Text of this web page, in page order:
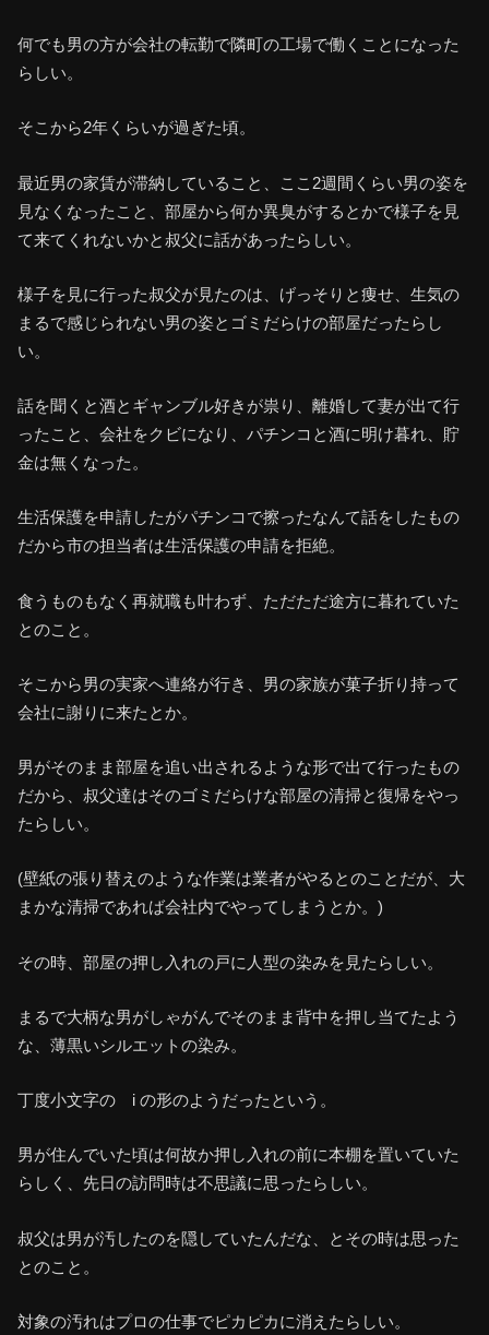
何でも男の方が会社の転勤で隣町の工場で働くことになった
らしい。
そこから2年くらいが過ぎた頃。
最近男の家賃が滞納していること、ここ2週間くらい男の姿を
見なくなったこと、部屋から何か異臭がするとかで様子を見
て来てくれないかと叔父に話があったらしい。
様子を見に行った叔父が見たのは、げっそりと痩せ、生気の
まるで感じられない男の姿とゴミだらけの部屋だったらし
い。
話を聞くと酒とギャンブル好きが祟り、離婚して妻が出て行
ったこと、会社をクビになり、パチンコと酒に明け暮れ、貯
金は無くなった。
生活保護を申請したがパチンコで擦ったなんて話をしたもの
だから市の担当者は生活保護の申請を拒絶。
食うものもなく再就職も叶わず、ただただ途方に暮れていた
とのこと。
そこから男の実家へ連絡が行き、男の家族が菓子折り持って
会社に謝りに来たとか。
男がそのまま部屋を追い出されるような形で出て行ったもの
だから、叔父達はそのゴミだらけな部屋の清掃と復帰をやっ
たらしい。
(壁紙の張り替えのような作業は業者がやるとのことだが、大
まかな清掃であれば会社内でやってしまうとか。)
その時、部屋の押し入れの戸に人型の染みを見たらしい。
まるで大柄な男がしゃがんでそのまま背中を押し当てたよう
な、薄黒いシルエットの染み。
丁度小文字の i の形のようだったという。
男が住んでいた頃は何故か押し入れの前に本棚を置いていた
らしく、先日の訪問時は不思議に思ったらしい。
叔父は男が汚したのを隠していたんだな、とその時は思った
とのこと。
対象の汚れはプロの仕事でピカピカに消えたらしい。